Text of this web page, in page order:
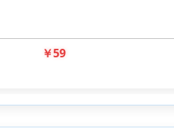
￥59